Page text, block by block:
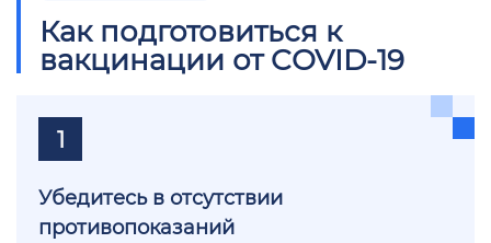
Как подготовиться к
вакцинации от COVID-19
1
Убедитесь в отсутствии
противопоказаний